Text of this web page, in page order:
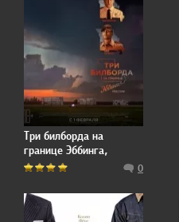
Три билборда на
границе Эббинга,
Миссури / Three
Ebbing, Missouri
0